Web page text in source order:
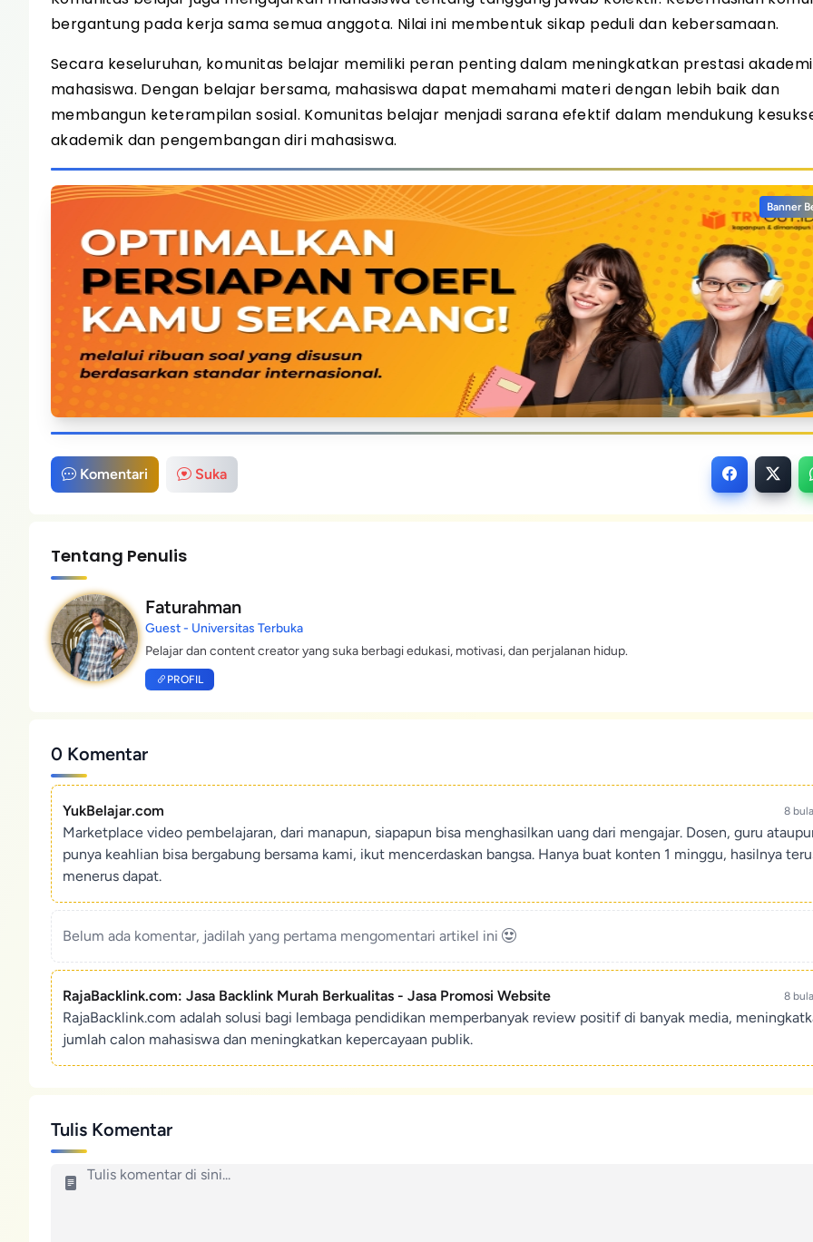
bergantung pada kerja sama semua anggota. Nilai ini membentuk sikap peduli dan kebersamaan.
Secara keseluruhan, komunitas belajar memiliki peran penting dalam meningkatkan prestasi
mahasiswa. Dengan belajar bersama, mahasiswa dapat memahami materi dengan lebih baik dan
membangun keterampilan sosial. Komunitas belajar menjadi sarana efektif dalam mendukung
akademik dan pengembangan diri mahasiswa.
Banner
Komentari Suka
Tentang Penulis
Faturahman
Guest - Universitas Terbuka
Pelajar dan content creator yang suka berbagi edukasi, motivasi, dan perjalanan hidup.
PROFIL
0 Komentar
YukBelajar.com 8
Marketplace video pembelajaran, dari manapun, siapapun bisa menghasilkan uang dari mengajar. Dosen, guru
punya keahlian bisa bergabung bersama kami, ikut mencerdaskan bangsa. Hanya buat konten 1 minggu, hasilnya
menerus dapat.
Belum ada komentar, jadilah yang pertama mengomentari artikel ini
RajaBacklink.com: Jasa Backlink Murah Berkualitas - Jasa Promosi Website 8
RajaBacklink.com adalah solusi bagi lembaga pendidikan memperbanyak review positif di banyak media,
jumlah calon mahasiswa dan meningkatkan kepercayaan publik.
Tulis Komentar